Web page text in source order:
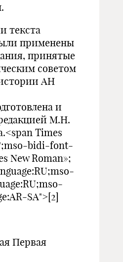
текста
применены
принятые
советом
АН
и
М.Н.
Times
bidi-font-
New Roman»;
SA">[2]
Первая